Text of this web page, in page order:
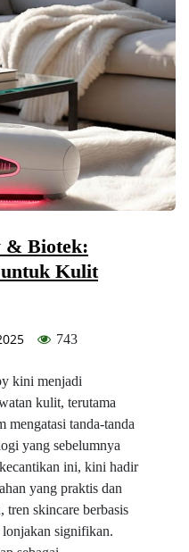
& Biotek:
Kulit
743
kini menjadi
kulit, terutama
mengatasi tanda-tanda
yang sebelumnya
ini, kini hadir
yang praktis dan
tren skincare berbasis
signifikan.